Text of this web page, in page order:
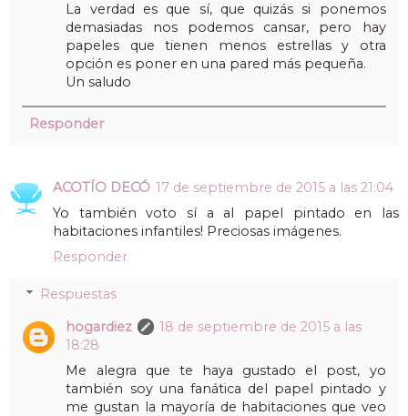
La verdad es que sí, que quizás si ponemos
demasiadas nos podemos cansar, pero hay
papeles que tienen menos estrellas y otra
opción es poner en una pared más pequeña.
Un saludo
Responder
ACOTÍO DECÓ 17 de septiembre de 2015 a las 21:04
Yo también voto sí a al papel pintado en las
habitaciones infantiles! Preciosas imágenes.
Responder
Respuestas
hogardiez
18 de septiembre de 2015 a las
18:28
Me alegra que te haya gustado el post, yo
también soy una fanática del papel pintado y
me gustan la mayoría de habitaciones que veo